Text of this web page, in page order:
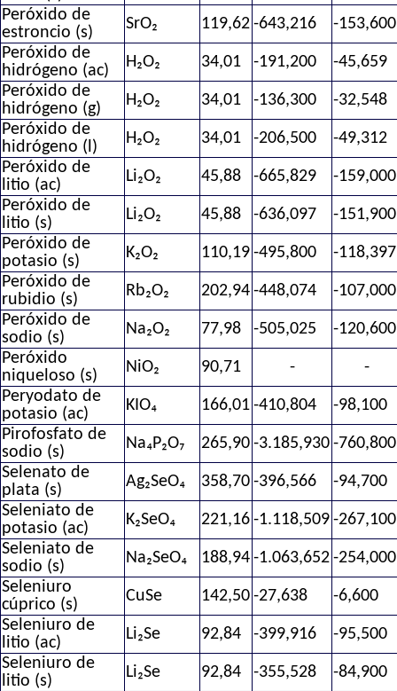
Peróxido de
estroncio (s)
SrO₂ 119,62 -643,216
-153,600
Peróxido de
hidrógeno (ac)
H₂O₂ 34,01 -191,200
-45,659
Peróxido de
hidrógeno (g)
H₂O₂ 34,01 -136,300
-32,548
Peróxido de
hidrógeno (l)
H₂O₂ 34,01 -206,500
-49,312
Peróxido de
litio (ac)
Li₂O₂ 45,88 -665,829
-159,000
Peróxido de
litio (s)
Li₂O₂ 45,88 -636,097
-151,900
Peróxido de
potasio (s)
K₂O₂ 110,19 -495,800
-118,397
Peróxido de
rubidio (s)
Rb₂O₂ 202,94 -448,074
-107,000
Peróxido de
sodio (s)
Na₂O₂ 77,98 -505,025
-120,600
Peróxido
niqueloso (s)
NiO₂ 90,71 -
-
Peryodato de
potasio (ac)
KIO₄ 166,01 -410,804
-98,100
Pirofosfato de
sodio (s)
Na₄P₂O₇ 265,90 -3.185,930 -760,800
Selenato de
plata (s)
Ag₂SeO₄ 358,70 -396,566
-94,700
Seleniato de
potasio (ac)
K₂SeO₄ 221,16 -1.118,509 -267,100
Seleniato de
sodio (s)
Na₂SeO₄ 188,94 -1.063,652 -254,000
Seleniuro
cúprico (s)
CuSe 142,50 -27,638
-6,600
Seleniuro de
litio (ac)
Li₂Se 92,84 -399,916
-95,500
Seleniuro de
litio (s)
Li₂Se 92,84 -355,528
-84,900